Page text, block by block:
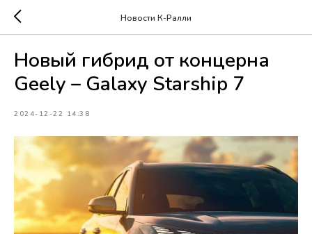
Новости К-Ралли
Новый гибрид от концерна
Geely – Galaxy Starship 7
2024-12-22 14:38